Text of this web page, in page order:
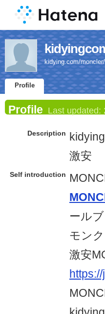
kidying.com/
Profile
Profile Last updated:
Description
激安
Self introduction
ール
モン
激安